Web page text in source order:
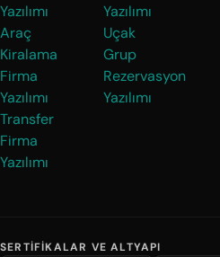
Yazılımı
Araç
Kiralama
Firma
Yazılımı
Transfer
Firma
Yazılımı
Yazılımı
Uçak
Grup
Rezervasyon
Yazılımı
SERTIFIKALAR VE ALTYAPI